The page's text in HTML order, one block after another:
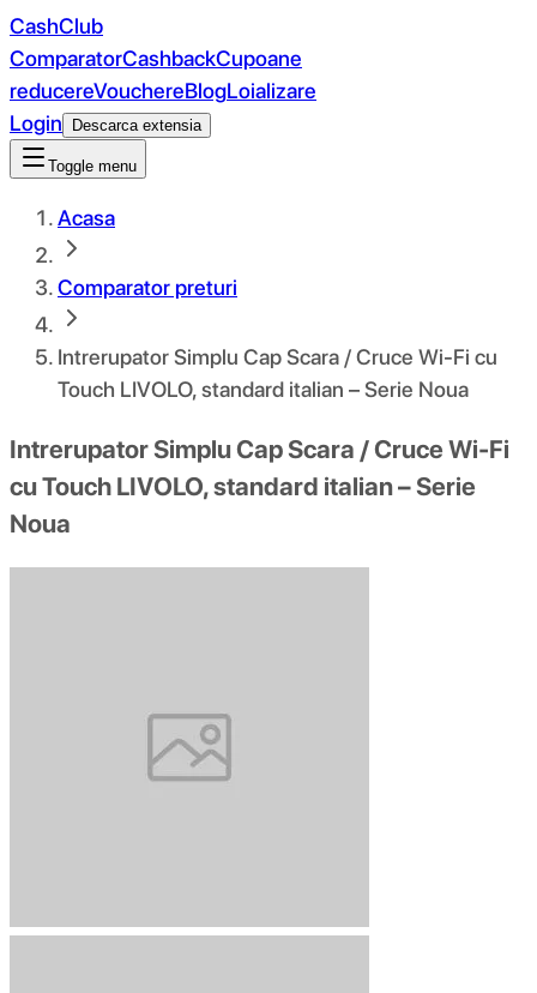
CashClub
ComparatorCashbackCupoane
reducereVouchereBlogLoializare
Login
Descarca extensia
Toggle menu
Acasa
Comparator preturi
Intrerupator Simplu Cap Scara / Cruce Wi-Fi cu
Touch LIVOLO, standard italian – Serie Noua
Intrerupator Simplu Cap Scara / Cruce Wi-Fi
cu Touch LIVOLO, standard italian – Serie
Noua